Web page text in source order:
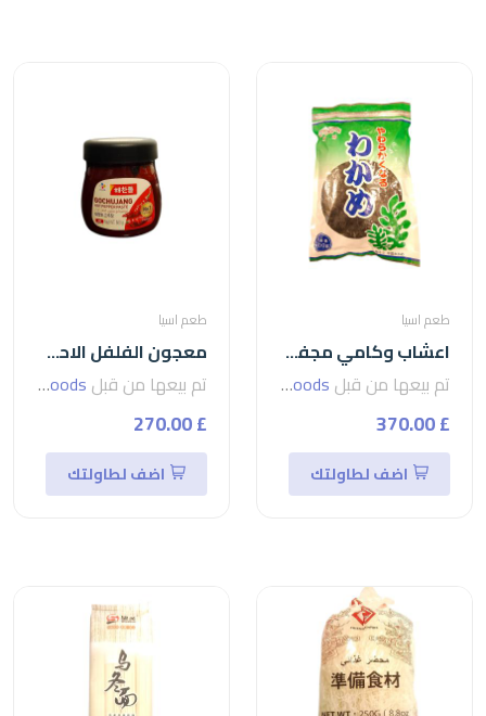
طعم اسيا
اعشاب وكامي مجففة-200جم
تم بيعها من قبل seven foods
£ 370.00
اضف لطاولتك
طعم اسيا
معجون الفلفل الاحمر الكوري من جوتشوجانج-500جم
تم بيعها من قبل seven foods
£ 270.00
اضف لطاولتك